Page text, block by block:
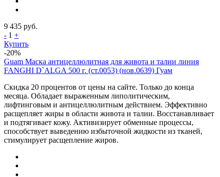
9 435 руб.
- 1 +
Купить
-20%
Guam Маска антицеллюлитная для живота и талии линия
FANGHI D`ALGA 500 г. (ст.0053) (нов.0639) Гуам
Скидка 20 процентов от цены на сайте. Только до конца
месяца. Обладает выраженным липолитическим,
лифтинговым и антицеллюлитным действием. Эффективно
расщепляет жиры в области живота и талии. Восстанавливает
и подтягивает кожу. Активизирует обменные процессы,
способствует выведению избыточной жидкости из тканей,
стимулирует расщепление жиров.